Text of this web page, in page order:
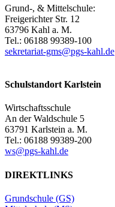
Grund-, & Mittelschule:
Freigerichter Str. 12
63796 Kahl a. M.
Tel.: 06188 99389-100
sekretariat-gms@pgs-kahl.de
Schulstandort Karlstein
Wirtschaftsschule
An der Waldschule 5
63791 Karlstein a. M.
Tel.: 06188 99389-200
ws@pgs-kahl.de
DIREKTLINKS
Grundschule (GS)